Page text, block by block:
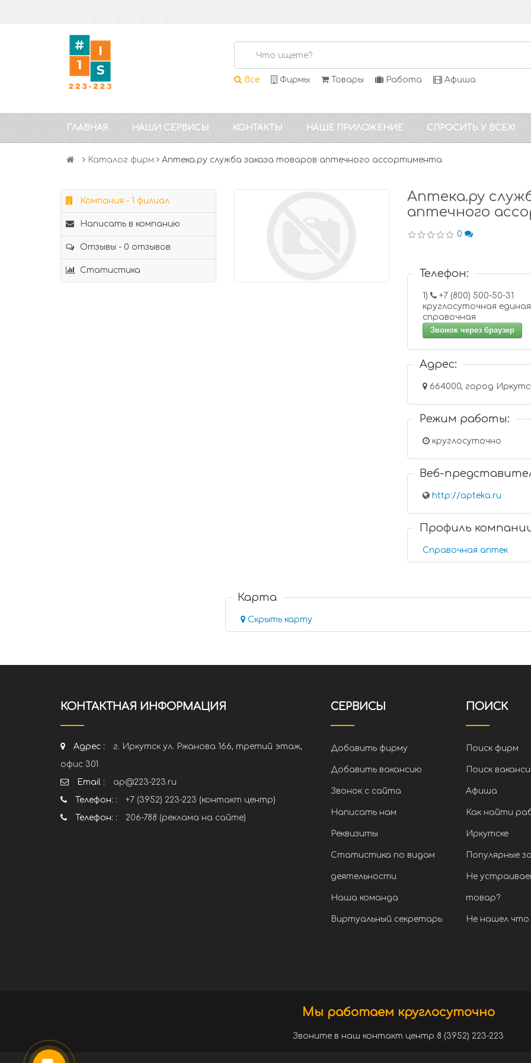
Все Фирмы Товары Работа Афиша
ГЛАВНАЯ НАШИ СЕРВИСЫ КОНТАКТЫ НАШЕ ПРИЛОЖЕНИЕ СПРОСИТЬ У ВСЕХ!
Каталог фирм Аптека.ру служба заказа товаров аптечного ассортимента
Компания - 1 филиал
Написать в компанию
Отзывы - 0 отзывов
Статистика
Аптека.ру
аптечного
0
Телефон:
1)
+7 (800) 500-50-31
круглосуточная единая
справочная
Звонок через браузер
Адрес:
664000, город
Режим работы:
круглосуточно
Веб-
http://apteka.ru
Профиль
Справочная аптек
Карта
Скрыть карту
КОНТАКТНАЯ ИНФОРМАЦИЯ
Адрес :
г. Иркутск ул. Ржанова 166, третий этаж,
офис 301
Email :
ap@223-223.ru
Телефон: :
+7 (3952) 223-223 (контакт центр)
Телефон: :
206-788 (реклама на сайте)
СЕРВИСЫ
Добавить фирму
Добавить вакансию
Звонок с сайта
Написать нам
Реквизиты
Статистика по видам
деятельности
Наша команда
Виртуальный секретарь
ПОИСК
Поиск фирм
Поиск
Афиша
Как найти
Иркутске
Популярные
Не
товар?
Не нашел что
Мы работаем круглосуточно
Звоните в наш контакт центр 8 (3952) 223-223